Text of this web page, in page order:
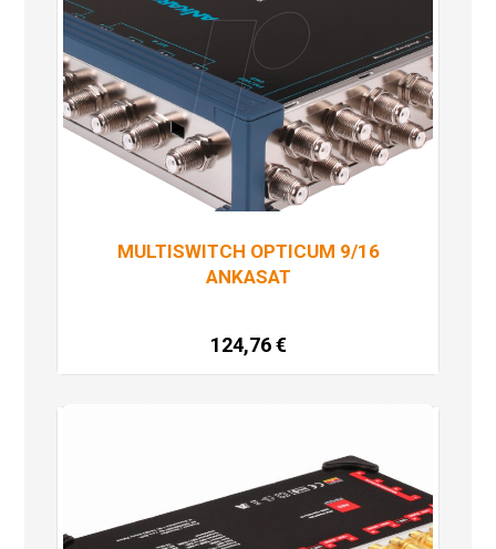
MULTISWITCH OPTICUM 9/16
ANKASAT
124,76€
Pročitaj više